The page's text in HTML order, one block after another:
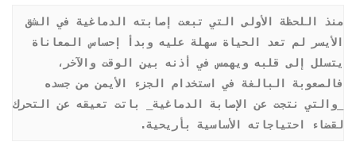
لقضاء احتياجاته الأساسية بأريحية.